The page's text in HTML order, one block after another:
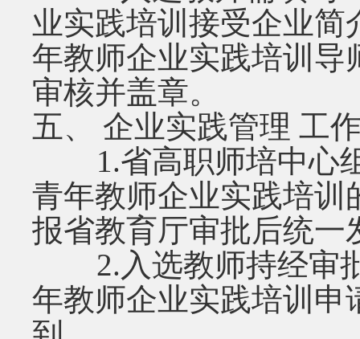
业实践培训接受企业
年教师企业实践培训导
审核并盖章。
五、 企业实践管理 工
1.省高职师培中心组
青年教师企业实践培训
报省教育厅审批后统一
2.入选教师持经审批
年教师企业实践培训申